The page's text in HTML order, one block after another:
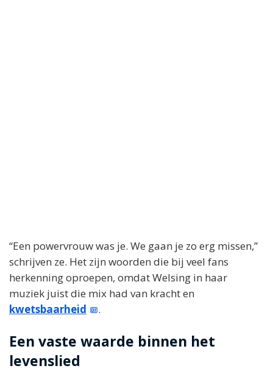
“Een powervrouw was je. We gaan je zo erg missen,”
schrijven ze. Het zijn woorden die bij veel fans
herkenning oproepen, omdat Welsing in haar
muziek juist die mix had van kracht en
kwetsbaarheid
.
Een vaste waarde binnen het
levenslied